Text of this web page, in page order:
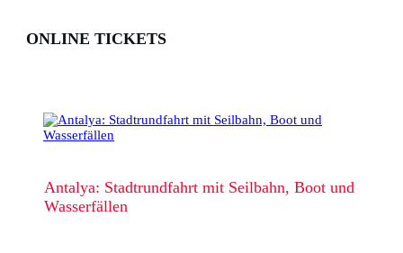
ONLINE TICKETS
Antalya: Stadtrundfahrt mit Seilbahn, Boot und
Wasserfällen